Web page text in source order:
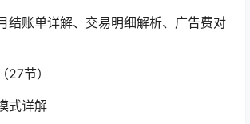
结账单详解、交易明细解析、广告费对
27节）
式详解